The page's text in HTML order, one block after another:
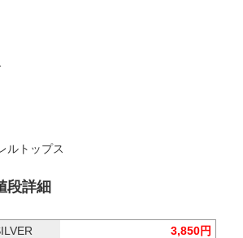
ルトップス
段詳細
3,850円